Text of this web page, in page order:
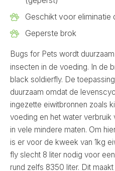
Geschikt voor eliminatie
Geperste brok
Bugs for Pets wordt
insecten in de voeding. In de
black soldierfly. De
duurzaam omdat de
ingezette eiwitbronnen zoals
voeding en het water
in vele mindere maten. Om
is er voor de kweek van 1kg
fly slecht 8 liter nodig voor
rund zelfs 8350 liter. Dit